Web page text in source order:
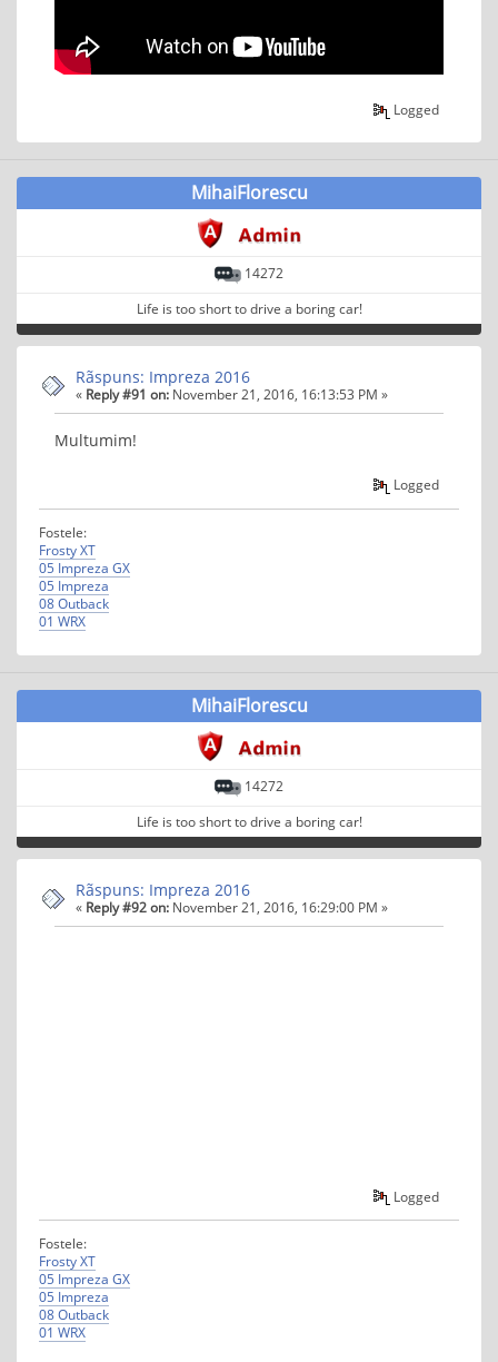
Logged
MihaiFlorescu
14272
Life is too short to drive a boring car!
Rãspuns: Impreza 2016
« Reply #91 on: November 21, 2016, 16:13:53 PM »
Multumim!
Logged
Fostele:
Frosty XT
05 Impreza GX
05 Impreza
08 Outback
01 WRX
MihaiFlorescu
14272
Life is too short to drive a boring car!
Rãspuns: Impreza 2016
« Reply #92 on: November 21, 2016, 16:29:00 PM »
Logged
Fostele:
Frosty XT
05 Impreza GX
05 Impreza
08 Outback
01 WRX